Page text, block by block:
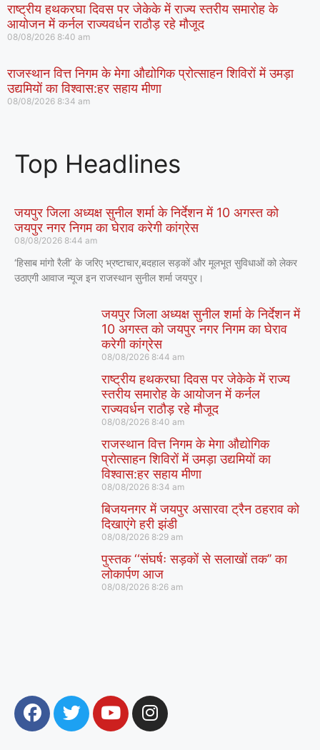
राष्ट्रीय हथकरघा दिवस पर जेकेके में राज्य स्तरीय समारोह के
आयोजन में कर्नल राज्यवर्धन राठौड़ रहे मौजूद
08/08/2026 8:40 am
राजस्थान वित्त निगम के मेगा औद्योगिक प्रोत्साहन शिविरों में उमड़ा
उद्यमियों का विश्वास:हर सहाय मीणा
08/08/2026 8:34 am
Top Headlines
जयपुर जिला अध्यक्ष सुनील शर्मा के निर्देशन में 10 अगस्त को
जयपुर नगर निगम का घेराव करेगी कांग्रेस
08/08/2026 8:44 am
‘हिसाब मांगो रैली’ के जरिए भ्रष्टाचार,बदहाल सड़कों और मूलभूत सुविधाओं को लेकर
उठाएगी आवाज न्यूज इन राजस्थान सुनील शर्मा जयपुर।
जयपुर जिला अध्यक्ष सुनील शर्मा के निर्देशन में
10 अगस्त को जयपुर नगर निगम का घेराव
करेगी कांग्रेस
08/08/2026 8:44 am
राष्ट्रीय हथकरघा दिवस पर जेकेके में राज्य
स्तरीय समारोह के आयोजन में कर्नल
राज्यवर्धन राठौड़ रहे मौजूद
08/08/2026 8:40 am
राजस्थान वित्त निगम के मेगा औद्योगिक
प्रोत्साहन शिविरों में उमड़ा उद्यमियों का
विश्वास:हर सहाय मीणा
08/08/2026 8:34 am
बिजयनगर में जयपुर असारवा ट्रैन ठहराव को
दिखाएंगे हरी झंडी
08/08/2026 8:29 am
पुस्तक ‘‘संघर्षः सड़कों से सलाखों तक’’ का
लोकार्पण आज
08/08/2026 8:26 am